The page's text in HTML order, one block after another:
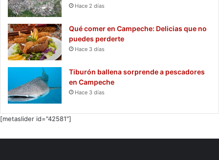
Hace 2 días
Qué comer en Campeche: Delicias que no
puedes perderte
Hace 3 días
Tiburón ballena sorprende a pescadores
en Campeche
Hace 3 días
[metaslider id="42581"]